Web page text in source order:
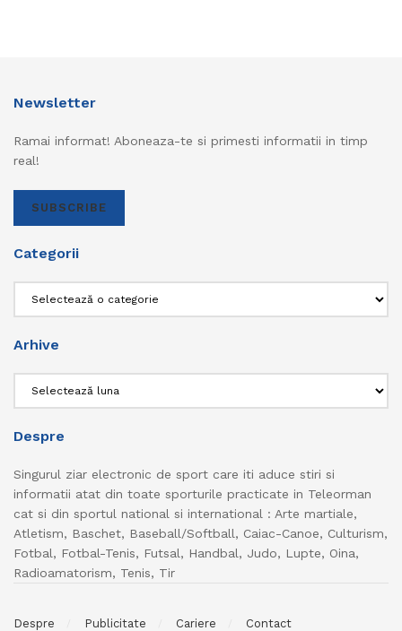
Newsletter
Ramai informat! Aboneaza-te si primesti informatii in timp
real!
SUBSCRIBE
Categorii
Arhive
Despre
Singurul ziar electronic de sport care iti aduce stiri si
informatii atat din toate sporturile practicate in Teleorman
cat si din sportul national si international : Arte martiale,
Atletism, Baschet, Baseball/Softball, Caiac-Canoe, Culturism,
Fotbal, Fotbal-Tenis, Futsal, Handbal, Judo, Lupte, Oina,
Radioamatorism, Tenis, Tir
Despre Publicitate Cariere Contact